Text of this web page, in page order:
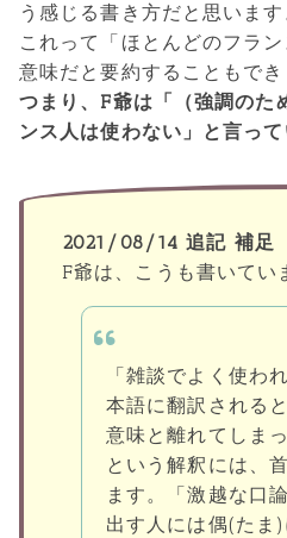
う感じる書き方だと思います
これって「ほとんどのフラ
意味だと要約することもでき
つまり、F爺は「（強調のた
ンス人は使わない」と言って
2021/08/14 追記 補足
F爺は、こうも書いてい
「雑談でよく使わ
本語に翻訳される
意味と離れてしまっ
という解釈には、
ます。「激越な口
出す人には偶(たま